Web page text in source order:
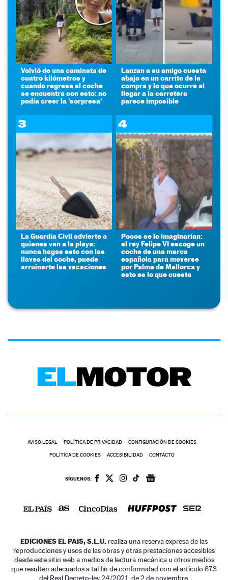
Volvió de una caminata de
cuatro kilómetros y
cuando regresa al coche
se encuentra con esto: no
podía creer la 'sorpresa'
Lanzan a su amigo cuesta
abajo en un carrito de la
compra y lo que ocurre al
llegar a la carretera
parece imposible
3
La Guardia Civil advierte a
quienes van a la playa:
nunca hagas esto con las
llaves del coche, puede
arruinarte las vacaciones
4
Pocos se lo imaginarían:
el rey Felipe VI escoge un
coche de una marca
española para moverse
por Palma de Mallorca y
esto es lo que cuesta
AVISO LEGAL POLÍTICA DE PRIVACIDAD CONFIGURACIÓN DE COOKIES
POLÍTICA DE COOKIES ACCESIBILIDAD CONTACTO
SÍGUENOS:
EDICIONES EL PAIS, S.L.U. realiza una reserva expresa de las
reproducciones y usos de las obras y otras prestaciones accesibles
desde este sitio web a medios de lectura mecánica u otros medios
que resulten adecuados a tal fin de conformidad con el artículo 67.3
del Real Decreto-ley 24/2021, de 2 de noviembre.